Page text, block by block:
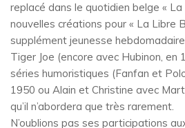
replacé dans le quotidien belge «
nouvelles créations pour « La Libre
supplément jeunesse hebdomadaire
Tiger Joe (encore avec Hubinon, en
séries humoristiques (Fanfan et
1950 ou Alain et Christine avec
qu’il n’abordera que très rarement.
N’oublions pas ses participations